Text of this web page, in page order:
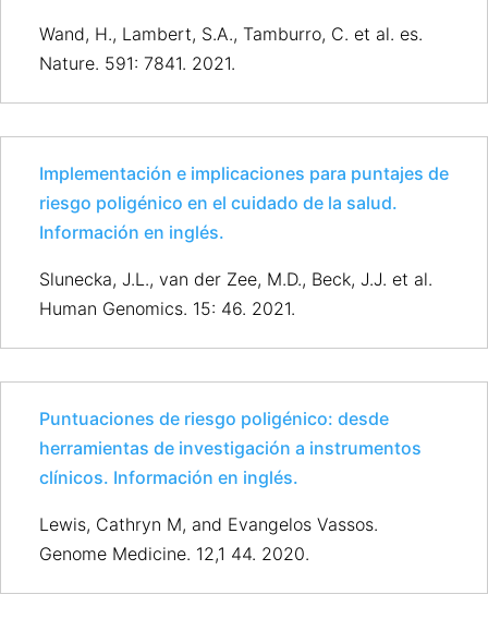
Wand, H., Lambert, S.A., Tamburro, C. et al. es.
Nature. 591: 7841. 2021.
Implementación e implicaciones para puntajes de
riesgo poligénico en el cuidado de la salud.
Información en inglés.
Slunecka, J.L., van der Zee, M.D., Beck, J.J. et al.
Human Genomics. 15: 46. 2021.
Puntuaciones de riesgo poligénico: desde
herramientas de investigación a instrumentos
clínicos. Información en inglés.
Lewis, Cathryn M, and Evangelos Vassos.
Genome Medicine. 12,1 44. 2020.